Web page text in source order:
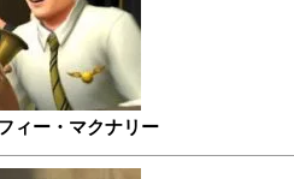
ィー・マクナリー